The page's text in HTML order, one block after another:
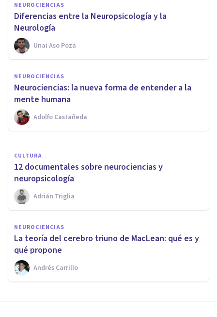
NEUROCIENCIAS
Diferencias entre la Neuropsicología y la
Neurología
Unai Aso Poza
NEUROCIENCIAS
Neurociencias: la nueva forma de entender a la
mente humana
Adolfo Castañeda
PSICOLOGÍA FORENSE Y CRIMINALÍSTICA
​Neurociencias aplicadas al
estudio criminológico del
delito
Ricardo Vázquez Cigarroa
CULTURA
​12 documentales sobre neurociencias y
neuropsicología
Adrián Triglia
NEUROCIENCIAS
La teoría del cerebro triuno de MacLean: qué es y
qué propone
Andrés Carrillo